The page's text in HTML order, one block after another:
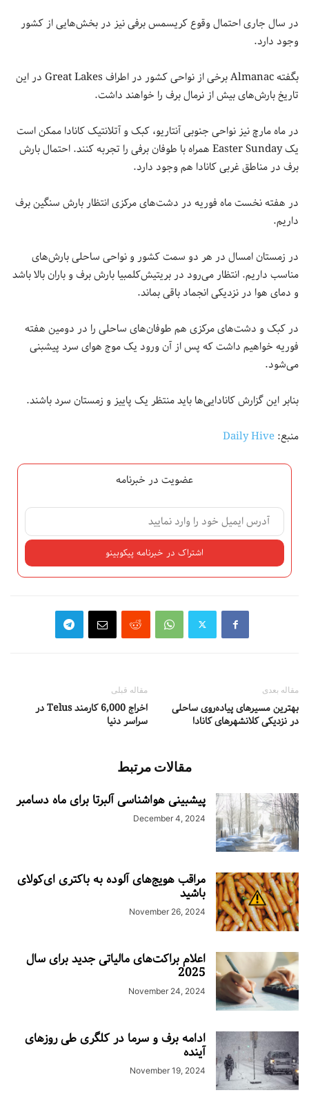
در سال جاری احتمال وقوع کریسمس برفی نیز در بخش‌هایی از کشور
وجود دارد.
بگفته Almanac برخی از نواحی کشور در اطراف Great Lakes در این
تاریخ بارش‌های بیش از نرمال برف را خواهند داشت.
در ماه مارچ نیز نواحی جنوبی آنتاریو، کبک و آتلانتیک کانادا ممکن است
یک Easter Sunday همراه با طوفان برفی را تجربه کنند. احتمال بارش
برف در مناطق غربی کانادا هم وجود دارد.
در هفته نخست ماه فوریه در دشت‌های مرکزی انتظار بارش سنگین برف
داریم.
در زمستان امسال در هر دو سمت کشور و نواحی ساحلی بارش‌های
مناسب داریم. انتظار می‌رود در بریتیش‌کلمبیا بارش برف و باران بالا باشد
و دمای هوا در نزدیکی انجماد باقی بماند.
در کبک و دشت‌های مرکزی هم طوفان‌های ساحلی را در دومین هفته
فوریه خواهیم داشت که پس از آن ورود یک موج هوای سرد پیشبنی
می‌شود.
بنابر این گزارش کانادایی‌ها باید منتظر یک پاییز و زمستان سرد باشند.
منبع:Daily Hive
عضویت در خبرنامه
مقاله قبلی
اخراج 6,000 کارمند Telus در
سراسر دنیا
مقاله بعدی
بهترین مسیرهای پیاده‌روی ساحلی
در نزدیکی کلانشهرهای کانادا
مقالات مرتبط
پیشبینی هواشناسی آلبرتا برای ماه دسامبر
December 4, 2024
مراقب هویج‌های آلوده به باکتری ای‌کولای
باشید
November 26, 2024
اعلام براکت‌های مالیاتی جدید برای سال
2025
November 24, 2024
ادامه برف و سرما در کلگری طی روزهای
آینده
November 19, 2024